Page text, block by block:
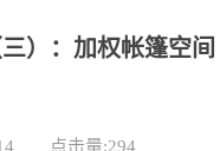
）：加权帐篷空间
点击量:294